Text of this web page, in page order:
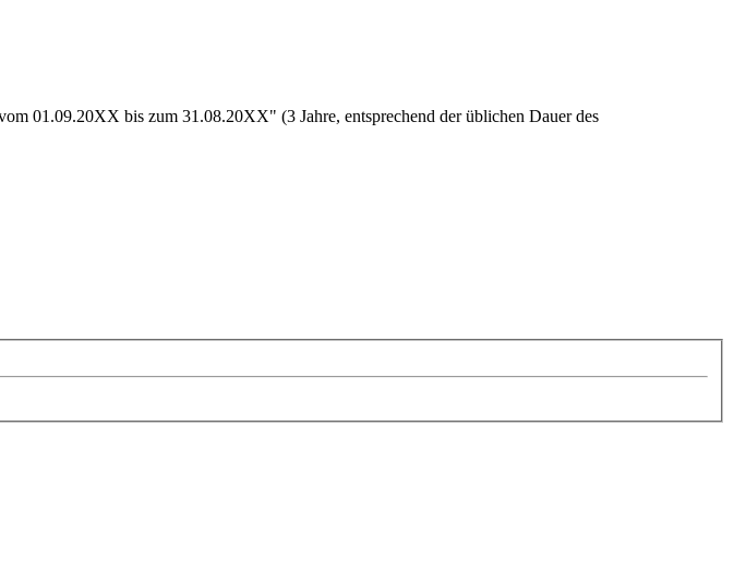
01.09.20XX bis zum 31.08.20XX" (3 Jahre, entsprechend der üblichen Dauer des